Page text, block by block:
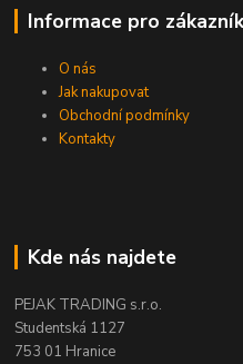
Informace pro
O nás
Jak nakupovat
Obchodní podmínky
Kontakty
Kde nás najdete
PEJAK TRADING s.r.o.
Studentská 1127
753 01 Hranice